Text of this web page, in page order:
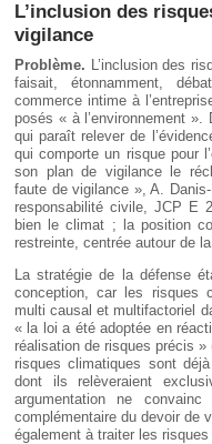
L’inclusion des
vigilance
Problème. L’inclusion des
faisait, étonnamment,
commerce intime à
posés « à l’environnement
qui paraît relever de
qui comporte un risque pour
son plan de vigilance le
faute de vigilance », A.
responsabilité civile, JCP E
bien le climat ; la position
restreinte, centrée autour de la
La stratégie de la défense
conception, car les risques
multi causal et multifactoriel
« la loi a été adoptée en
réalisation de risques précis
risques climatiques sont
dont ils relèveraient
argumentation ne
complémentaire du devoir de
également à traiter les risques